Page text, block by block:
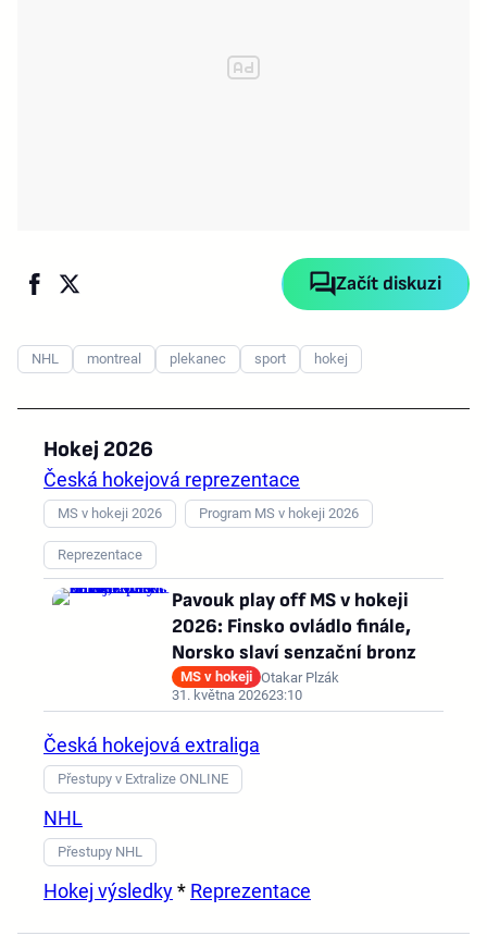
Začít diskuzi
NHL montreal plekanec sport hokej
Hokej 2026
Česká hokejová reprezentace
MS v hokeji 2026 Program MS v hokeji 2026
Reprezentace
Pavouk play off MS v hokeji
2026: Finsko ovládlo finále,
Norsko slaví senzační bronz
MS v hokeji Otakar Plzák
31. května 202623:10
Česká hokejová extraliga
Přestupy v Extralize ONLINE
NHL
Přestupy NHL
Hokej výsledky* Reprezentace